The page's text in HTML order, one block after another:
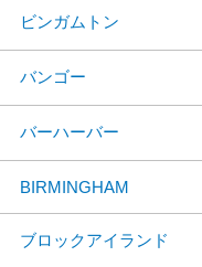
ビンガムトン
バンゴー
バーハーバー
BIRMINGHAM
ブロックアイランド